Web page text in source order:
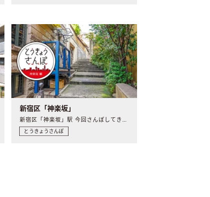
新宿区「神楽坂」
新宿区「神楽坂」駅 今回さんぽしてきたのは神楽坂駅。 名..
とうきょうさんぽ